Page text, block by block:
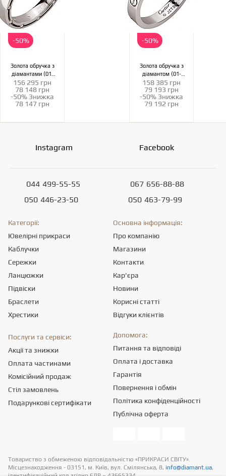
-50%
Золота обручка з
діамантами (01-
200838302)
156 295 грн
78 148 грн
-50% Знижка
78 147 грн
-50%
Золота обручка з
діамантом (01-
200805900)
158 385 грн
79 193 грн
-50% Знижка
79 192 грн
Instagram Facebook
044 499-55-55
050 446-23-50
067 656-88-88
050 463-79-99
Категорії:
Ювелірні прикраси
Каблучки
Сережки
Ланцюжки
Підвіски
Браслети
Хрестики
Основна інформація:
Про компанію
Магазини
Контакти
Кар'єра
Новини
Корисні статті
Відгуки клієнтів
Послуги та сервіси:
Акції та знижки
Оплата частинами
Комісійний продаж
Стіл замовлень
Подарункові сертифікати
Допомога:
Питання та відповіді
Оплата і доставка
Гарантія
Повернення і обмін
Політика конфіденційності
Публічна оферта
Товариство з обмеженою вiдповiдальнiстю «ПРИКРАСИ СВІТУ».
Місцезнаходження - 03151, м. Київ, вул. Смілянська, 8, info@diamant.ua,